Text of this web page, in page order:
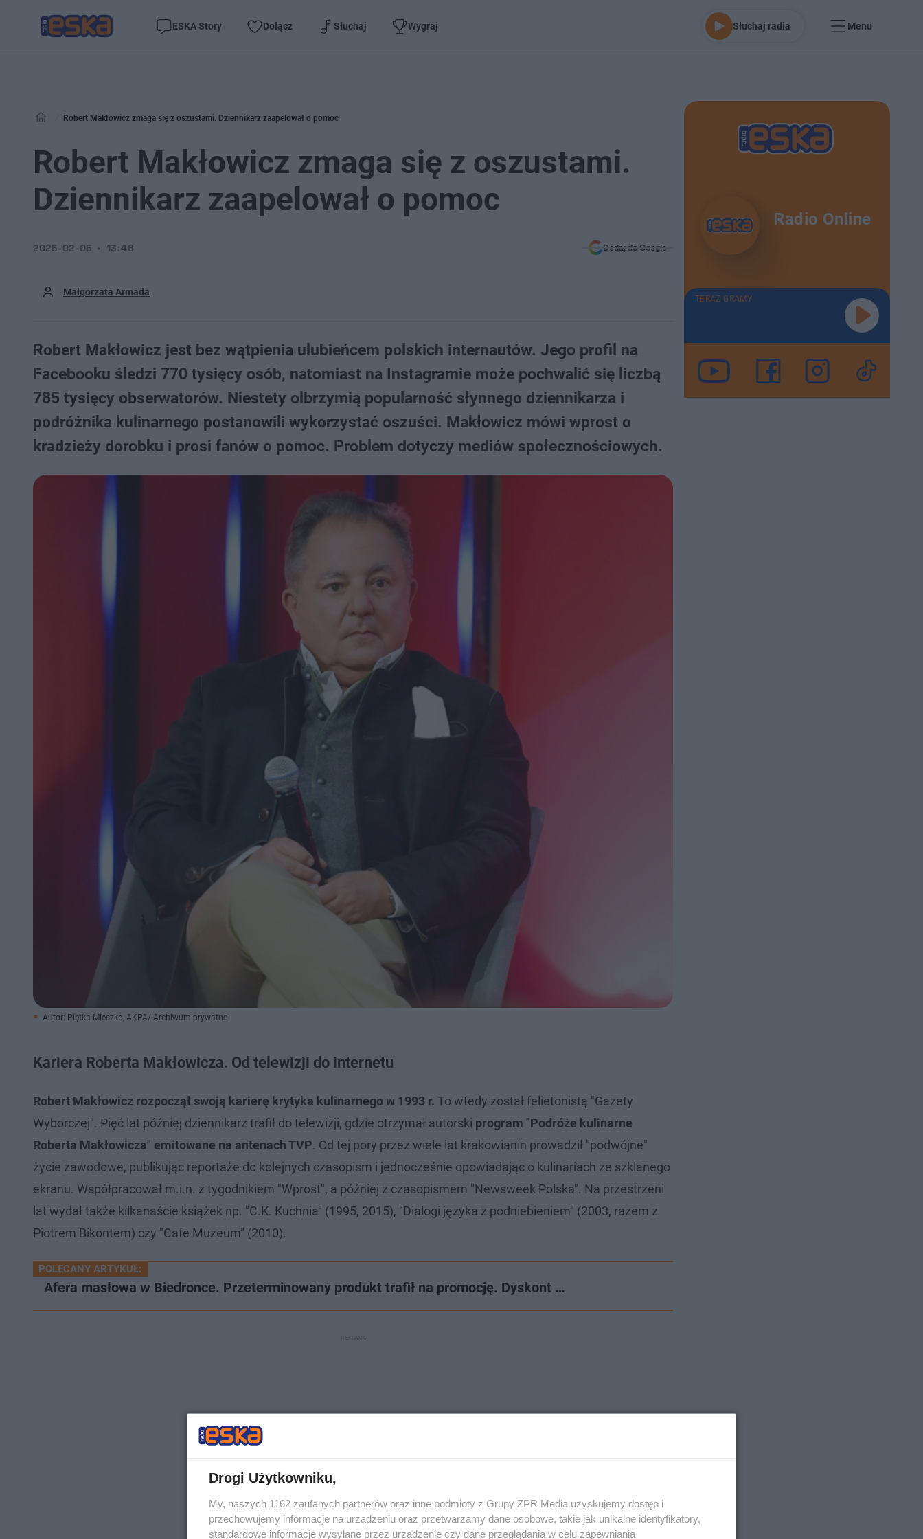
ESKA Story Dołącz Słuchaj Wygraj Słuchaj radia Menu
Robert Makłowicz zmaga się z oszustami. Dziennikarz zaapelował o pomoc
Robert Makłowicz zmaga się z oszustami.
Dziennikarz zaapelował o pomoc
Małgorzata Armada
2025-02-05 13:46 Dodaj do Google
Robert Makłowicz jest bez wątpienia ulubieńcem polskich internautów. Jego profil na
Facebooku śledzi 770 tysięcy osób, natomiast na Instagramie może pochwalić się liczbą
785 tysięcy obserwatorów. Niestety olbrzymią popularność słynnego dziennikarza i
podróżnika kulinarnego postanowili wykorzystać oszuści. Makłowicz mówi wprost o
kradzieży dorobku i prosi fanów o pomoc. Problem dotyczy mediów społecznościowych.
Autor: Piętka Mieszko, AKPA/ Archiwum prywatne
Kariera Roberta Makłowicza. Od telewizji do internetu
Robert Makłowicz rozpoczął swoją karierę krytyka kulinarnego w 1993 r. To wtedy został felietonistą "Gazety
Wyborczej". Pięć lat później dziennikarz trafił do telewizji, gdzie otrzymał autorski program "Podróże kulinarne
Roberta Makłowicza" emitowane na antenach TVP. Od tej pory przez wiele lat krakowianin prowadził "podwójne"
życie zawodowe, publikując reportaże do kolejnych czasopism i jednocześnie opowiadając o kulinariach ze szklanego
ekranu. Współpracował m.i.n. z tygodnikiem "Wprost", a później z czasopismem "Newsweek Polska". Na przestrzeni
lat wydał także kilkanaście książek np. "C.K. Kuchnia" (1995, 2015), "Dialogi języka z podniebieniem" (2003, razem z
Piotrem Bikontem) czy "Cafe Muzeum" (2010).
POLECANY ARTYKUŁ:
Afera masłowa w Biedronce. Przeterminowany produkt trafił na promocję. Dyskont …
Radio Online
TERAZ GRAMY
Drogi Użytkowniku,
My, naszych 1162 zaufanych partnerów oraz inne podmioty z Grupy ZPR Media uzyskujemy dostęp i
przechowujemy informacje na urządzeniu oraz przetwarzamy dane osobowe, takie jak unikalne identyfikatory,
standardowe informacje wysyłane przez urządzenie czy dane przeglądania w celu zapewniania